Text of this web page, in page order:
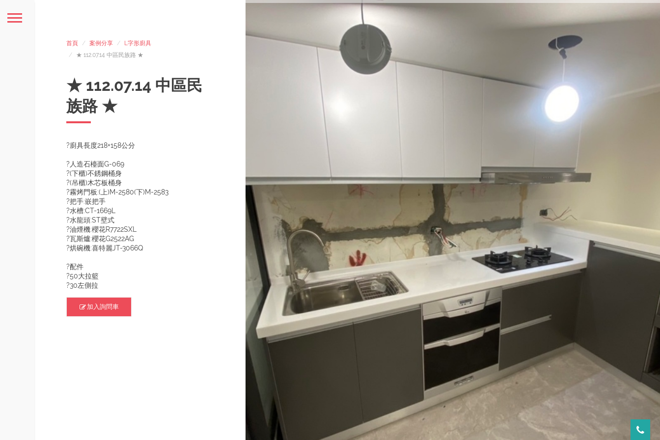
首頁 案例分享
L字形廚具
★ 112.07.14 中區民族路 ★
★ 112.07.14 中區民
族路 ★
?廚具長度218+158公分
?人造石檯面G-069
?(下櫃)不銹鋼桶身
?(吊櫃)木芯板桶身
?霧烤門板:(上)M-2580(下)M-2583
?把手:嵌把手
?水槽:CT-1669L
?水龍頭:ST壁式
?油煙機:櫻花R7722SXL
?瓦斯爐:櫻花G2522AG
?烘碗機:喜特麗JT-3066Q
?配件
?50大拉籃
?30左側拉
加入詢問車